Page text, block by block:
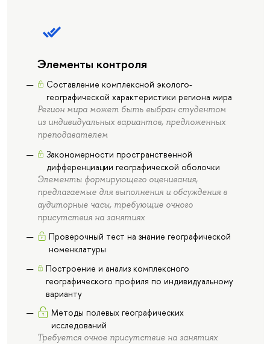
Элементы контроля
Составление комплексной эколого-
географической характеристики региона мира
Регион мира может быть выбран студентом
из индивидуальных вариантов, предложенных
преподавателем
Закономерности пространственной
дифференциации географической оболочки
Элементы формирующего оценивания,
предлагаемые для выполнения и обсуждения в
аудиторные часы, требующие очного
присутствия на занятиях
Проверочный тест на знание географической
номенклатуры
Построение и анализ комплексного
географического профиля по индивидуальному
варианту
Методы полевых географических
исследований
Требуется очное присутствие на занятиях